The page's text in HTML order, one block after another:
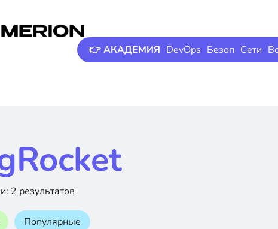
👉 АКАДЕМИЯ DevOps Безоп Сети
2 результатов
Популярные